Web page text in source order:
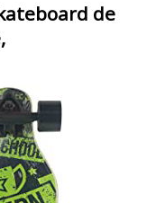
de